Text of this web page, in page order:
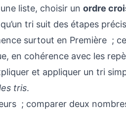
liste, choisir un ordre
tri suit des étapes
surtout en Première ;
en cohérence avec les
et appliquer un tri
tris.
; comparer deux